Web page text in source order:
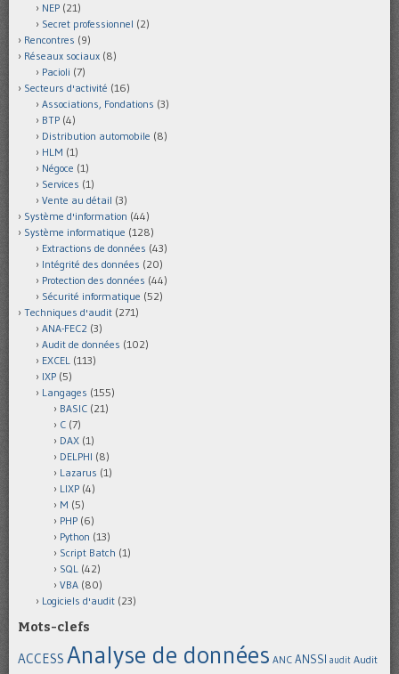
NEP (21)
Secret professionnel (2)
Rencontres (9)
Réseaux sociaux (8)
Pacioli (7)
Secteurs d'activité (16)
Associations, Fondations (3)
BTP (4)
Distribution automobile (8)
HLM (1)
Négoce (1)
Services (1)
Vente au détail (3)
Système d'information (44)
Système informatique (128)
Extractions de données (43)
Intégrité des données (20)
Protection des données (44)
Sécurité informatique (52)
Techniques d'audit (271)
ANA-FEC2 (3)
Audit de données (102)
EXCEL (113)
IXP (5)
Langages (155)
BASIC (21)
C (7)
DAX (1)
DELPHI (8)
Lazarus (1)
LIXP (4)
M (5)
PHP (6)
Python (13)
Script Batch (1)
SQL (42)
VBA (80)
Logiciels d'audit (23)
Mots-clefs
ACCESS Analyse de données ANC ANSSI audit Audit